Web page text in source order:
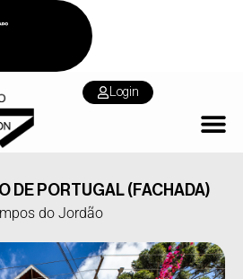
Login
DE PORTUGAL (FACHADA)
do Jordão